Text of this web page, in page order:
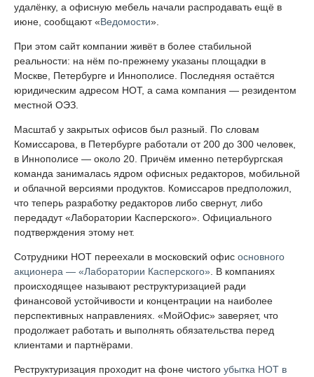
удалёнку, а офисную мебель начали распродавать ещё в
июне, сообщают «Ведомости».
При этом сайт компании живёт в более стабильной
реальности: на нём по-прежнему указаны площадки в
Москве, Петербурге и Иннополисе. Последняя остаётся
юридическим адресом НОТ, а сама компания — резидентом
местной ОЭЗ.
Масштаб у закрытых офисов был разный. По словам
Комиссарова, в Петербурге работали от 200 до 300 человек,
в Иннополисе — около 20. Причём именно петербургская
команда занималась ядром офисных редакторов, мобильной
и облачной версиями продуктов. Комиссаров предположил,
что теперь разработку редакторов либо свернут, либо
передадут «Лаборатории Касперского». Официального
подтверждения этому нет.
Сотрудники НОТ переехали в московский офис основного
акционера — «Лаборатории Касперского» . В компаниях
происходящее называют реструктуризацией ради
финансовой устойчивости и концентрации на наиболее
перспективных направлениях. «МойОфис» заверяет, что
продолжает работать и выполнять обязательства перед
клиентами и партнёрами.
Реструктуризация проходит на фоне чистого убытка НОТ в